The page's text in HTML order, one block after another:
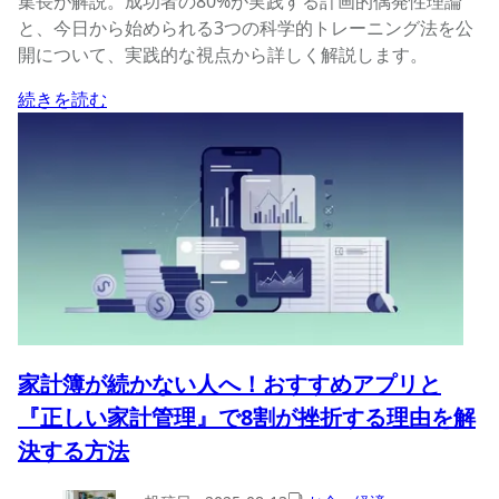
と、今日から始められる3つの科学的トレーニング法を公
開について、実践的な視点から詳しく解説します。
続きを読む
家計簿が続かない人へ！おすすめアプリと
『正しい家計管理』で8割が挫折する理由を解
決する方法